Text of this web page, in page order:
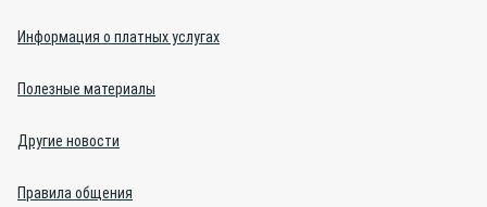
Информация о платных услугах
Полезные материалы
Другие новости
Правила общения